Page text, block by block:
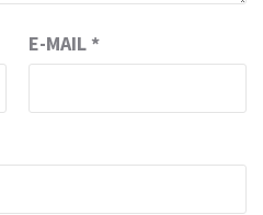
E-MAIL *